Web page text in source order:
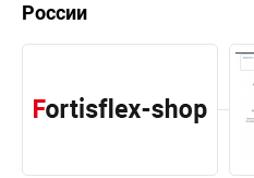
России